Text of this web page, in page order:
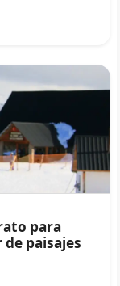
para
paisajes